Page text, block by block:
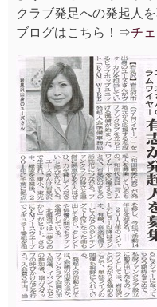
クラブ発足への発起人
ブログはこちら！⇒チ